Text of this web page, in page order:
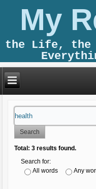
My
the Life, the
Search
Total:3 results found.
Search for:
All words
Any